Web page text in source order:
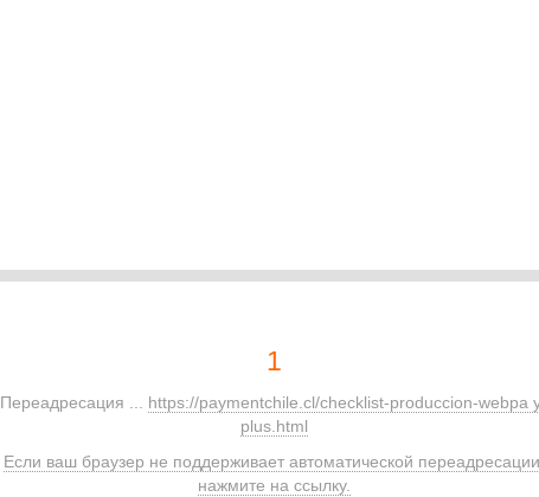
1
Переадресация ... https://paymentchile.cl/checklist-produccion-webpa
plus.html
Если ваш браузер не поддерживает автоматической
нажмите на ссылку.